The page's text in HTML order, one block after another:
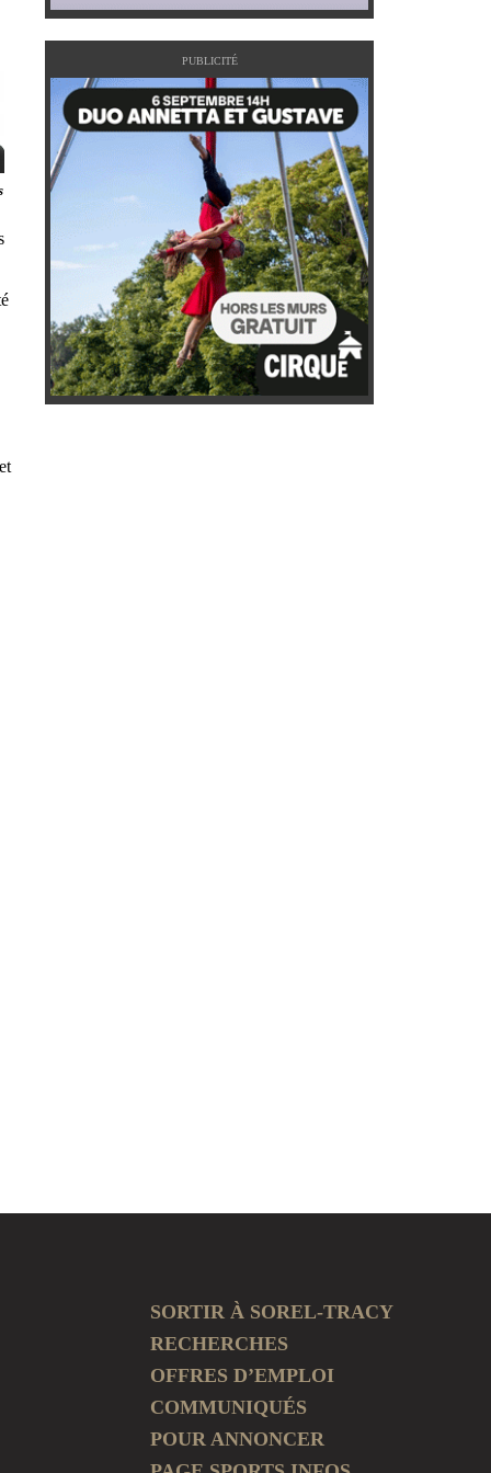
PUBLICITÉ
SORTIR À SOREL-TRACY
RECHERCHES
OFFRES D’EMPLOI
COMMUNIQUÉS
POUR ANNONCER